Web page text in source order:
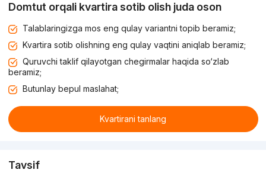
Domtut orqali kvartira sotib olish juda oson
Talablaringizga mos eng qulay variantni topib beramiz;
Kvartira sotib olishning eng qulay vaqtini aniqlab beramiz;
Quruvchi taklif qilayotgan chegirmalar haqida so‘zlab
beramiz;
Butunlay bepul maslahat;
Kvartirani tanlang
Tavsif